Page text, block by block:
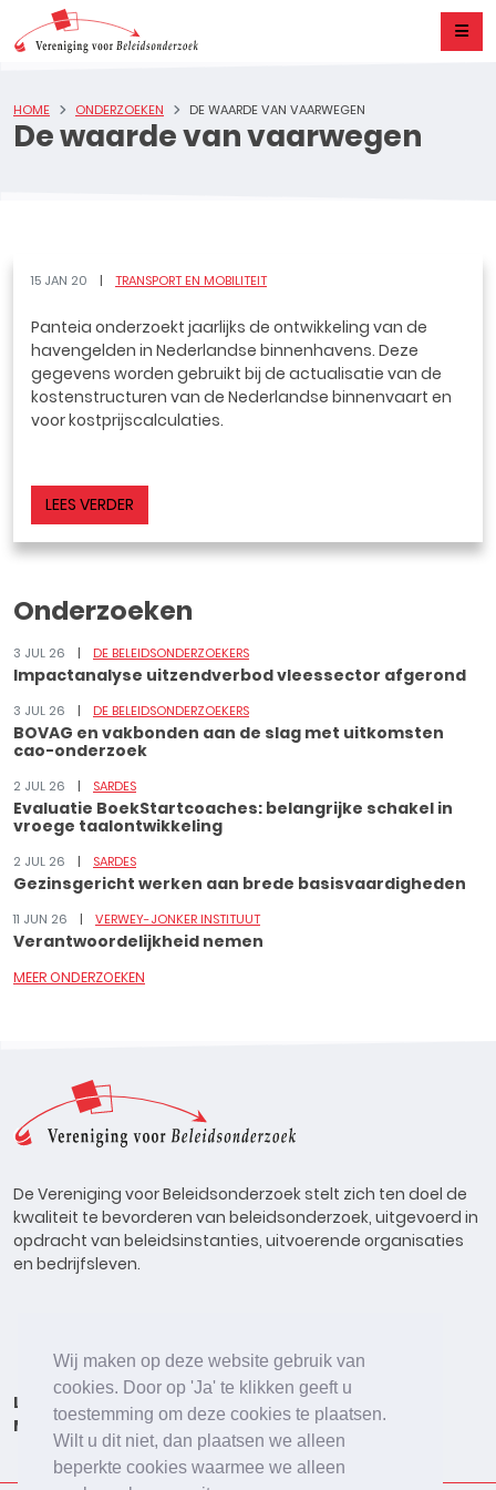
Wij maken op deze website gebruik van
cookies. Door op 'Ja' te klikken geeft u
toestemming om deze cookies te plaatsen.
Wilt u dit niet, dan plaatsen we alleen
beperkte cookies waarmee we alleen
De waarde van vaarwegen
HOME ONDERZOEKEN DE WAARDE VAN VAARWEGEN
15 JAN 20 TRANSPORT EN MOBILITEIT
Panteia onderzoekt jaarlijks de ontwikkeling van de
havengelden in Nederlandse binnenhavens. Deze
gegevens worden gebruikt bij de actualisatie van de
kostenstructuren van de Nederlandse binnenvaart en
voor kostprijscalculaties.
LEES VERDER
Onderzoeken
3 JUL 26 DE BELEIDSONDERZOEKERS
Impactanalyse uitzendverbod vleessector afgerond
3 JUL 26 DE BELEIDSONDERZOEKERS
BOVAG en vakbonden aan de slag met uitkomsten
cao-onderzoek
2 JUL 26 SARDES
Evaluatie BoekStartcoaches: belangrijke schakel in
vroege taalontwikkeling
2 JUL 26 SARDES
Gezinsgericht werken aan brede basisvaardigheden
11 JUN 26 VERWEY-JONKER INSTITUUT
Verantwoordelijkheid nemen
MEER ONDERZOEKEN
De Vereniging voor Beleidsonderzoek stelt zich ten doel de
kwaliteit te bevorderen van beleidsonderzoek, uitgevoerd in
opdracht van beleidsinstanties, uitvoerende organisaties
en bedrijfsleven.
Lid worden Onderzoeken Agenda
Vacatures
Meldpunt Beleidsonderzoek Online